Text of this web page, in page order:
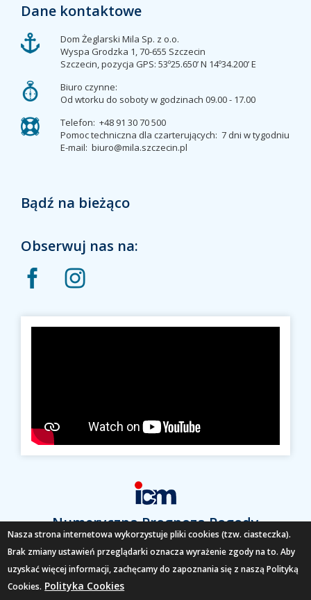
Dane kontaktowe
Dom Żeglarski Mila Sp. z o.o.
Wyspa Grodzka 1, 70-655 Szczecin
Szczecin, pozycja GPS: 53º25.650’ N 14º34.200’ E
Biuro czynne:
Od wtorku do soboty w godzinach 09.00 - 17.00
Telefon: +48 91 30 70 500
Pomoc techniczna dla czarterujących: 7 dni w tygodniu
E-mail: biuro@mila.szczecin.pl
Bądź na bieżąco
Obserwuj nas na:
Numeryczna Prognoza Pogody
SPRAWDŹ
Nasza strona internetowa wykorzystuje pliki cookies (tzw. ciasteczka).
Brak zmiany ustawień przeglądarki oznacza wyrażenie zgody na to. Aby
uzyskać więcej informacji, zachęcamy do zapoznania się z naszą Polityką
Cookies. Polityka Cookies